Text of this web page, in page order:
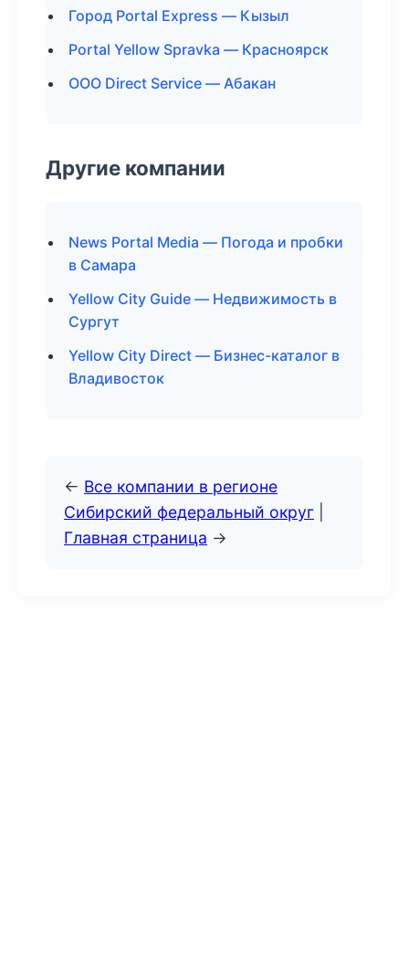
Город Portal Express — Кызыл
Portal Yellow Spravka — Красноярск
ООО Direct Service — Абакан
Другие компании
News Portal Media — Погода и пробки
в Самара
Yellow City Guide — Недвижимость в
Сургут
Yellow City Direct — Бизнес-каталог в
Владивосток
← Все компании в регионе
Сибирский федеральный округ
Главная страница →